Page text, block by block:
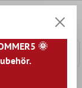
30x60cm
🌞